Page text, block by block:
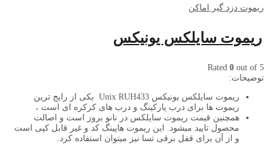
ریموت دزد گیر اماکن
ریموت سایلکس یونیکس
Rated 0 out of 5
توضیحات:
ریموت سایلکس یونیکس Unix RUH433 یکی از رایج ترین
ریموت ها برای درب پارکینگ و درب های کرکره ای است ،
همچنین قیمت ریموت سایلکس در نانو بروز است و اصالت
محصول تایید میشود.
این ریموت هاپینگ کد و غیر قابل کپی است
و از آن برای قفل برقی تسا نیز میتوان استفاده کرد.